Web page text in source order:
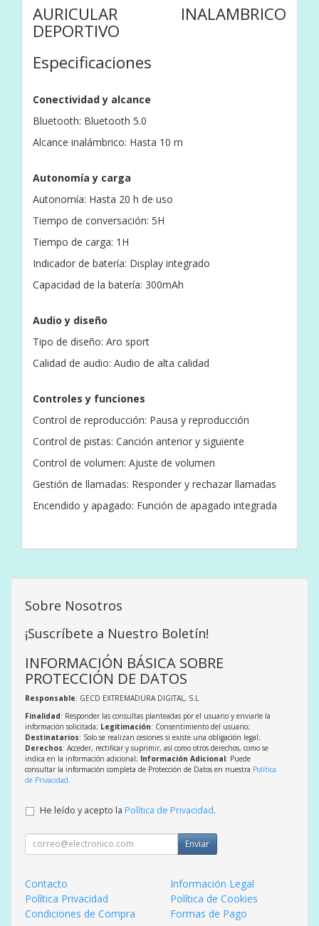
AURICULAR INALAMBRICO
DEPORTIVO
Especificaciones
Conectividad y alcance
Bluetooth: Bluetooth 5.0
Alcance inalámbrico: Hasta 10 m
Autonomía y carga
Autonomía: Hasta 20 h de uso
Tiempo de conversación: 5H
Tiempo de carga: 1H
Indicador de batería: Display integrado
Capacidad de la batería: 300mAh
Audio y diseño
Tipo de diseño: Aro sport
Calidad de audio: Audio de alta calidad
Controles y funciones
Control de reproducción: Pausa y reproducción
Control de pistas: Canción anterior y siguiente
Control de volumen: Ajuste de volumen
Gestión de llamadas: Responder y rechazar llamadas
Encendido y apagado: Función de apagado integrada
Sobre Nosotros
¡Suscríbete a Nuestro Boletín!
INFORMACIÓN BÁSICA SOBRE
PROTECCIÓN DE DATOS
Responsable: GECD EXTREMADURA DIGITAL, S.L
Finalidad: Responder las consultas planteadas por el usuario y enviarle la
información solicitada; Legitimación: Consentimiento del usuario;
Destinatarios: Solo se realizan cesiones si existe una obligación legal;
Derechos: Acceder, rectificar y suprimir, así como otros derechos, como se
indica en la información adicional; Información Adicional: Puede
consultar la información completa de Protección de Datos en nuestra Política
de Privacidad
He leído y acepto la Política de Privacidad.
Enviar
Contacto
Información Legal
Política Privacidad
Política de Cookies
Condiciones de Compra
Formas de Pago